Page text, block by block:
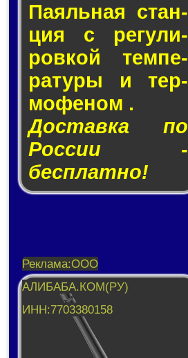
Паяльная стан­
ция с ре­гу­ли­
ров­кой тем­пе­
ра­ту­ры и тер­
мо­фе­ном .
Доставка по
России -
бесплатно!